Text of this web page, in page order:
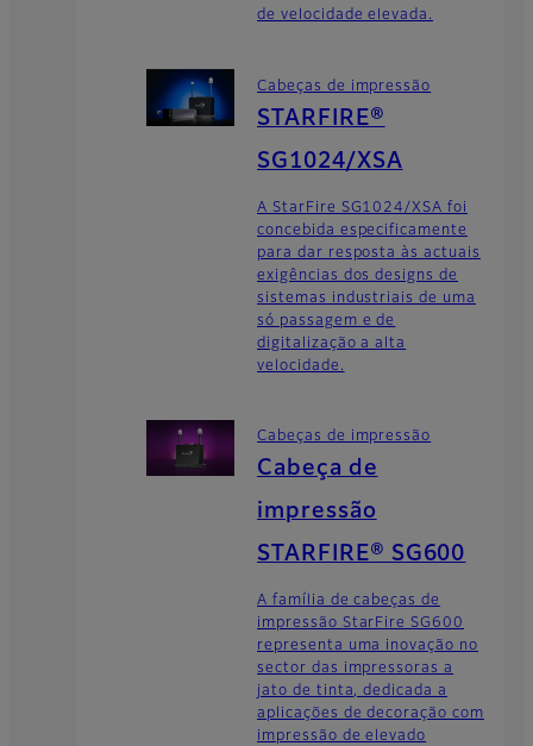
de velocidade elevada.
Cabeças de impressão
STARFIRE®
SG1024/XSA
A StarFire SG1024/XSA foi
concebida especificamente
para dar resposta às actuais
exigências dos designs de
sistemas industriais de uma
só passagem e de
digitalização a alta
velocidade.
Cabeças de impressão
Cabeça de
impressão
STARFIRE® SG600
A família de cabeças de
impressão StarFire SG600
representa uma inovação no
sector das impressoras a
jato de tinta, dedicada a
aplicações de decoração com
impressão de elevado